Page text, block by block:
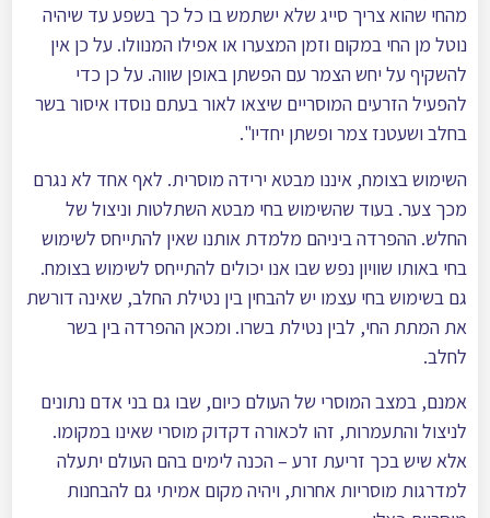
מהחי שהוא צריך סייג שלא ישתמש בו כל כך בשפע עד שיהיה
נוטל מן החי במקום וזמן המצערו או אפילו המנוולו. על כן אין
להשקיף על יחש הצמר עם הפשתן באופן שווה. על כן כדי
להפעיל הזרעים המוסריים שיצאו לאור בעתם נוסדו איסור בשר
בחלב ושעטנז צמר ופשתן יחדיו".
השימוש בצומח, איננו מבטא ירידה מוסרית. לאף אחד לא נגרם
מכך צער. בעוד שהשימוש בחי מבטא השתלטות וניצול של
החלש. ההפרדה ביניהם מלמדת אותנו שאין להתייחס לשימוש
בחי באותו שוויון נפש שבו אנו יכולים להתייחס לשימוש בצומח.
גם בשימוש בחי עצמו יש להבחין בין נטילת החלב, שאינה דורשת
את המתת החי, לבין נטילת בשרו. ומכאן ההפרדה בין בשר
לחלב.
אמנם, במצב המוסרי של העולם כיום, שבו גם בני אדם נתונים
לניצול והתעמרות, זהו לכאורה דקדוק מוסרי שאינו במקומו.
אלא שיש בכך זריעת זרע – הכנה לימים בהם העולם יתעלה
למדרגות מוסריות אחרות, ויהיה מקום אמיתי גם להבחנות